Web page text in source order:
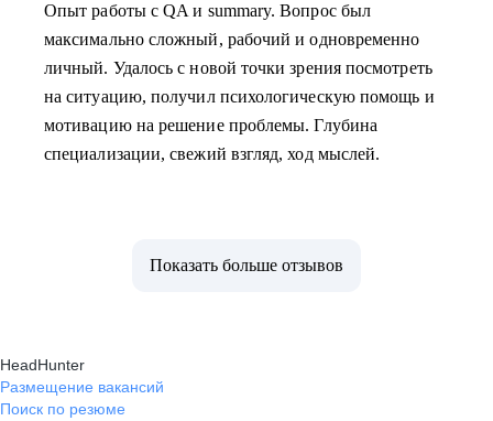
Опыт работы с QA и summary. Вопрос был
максимально сложный, рабочий и одновременно
личный. Удалось с новой точки зрения посмотреть
на ситуацию, получил психологическую помощь и
мотивацию на решение проблемы. Глубина
специализации, свежий взгляд, ход мыслей.
Показать больше отзывов
HeadHunter
Размещение вакансий
Поиск по резюме